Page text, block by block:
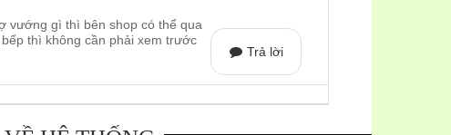
phù hợp với không gian bếp rộng. Máy còn có kích
do nhà sản xuất.
máy hút mùi Lorca và các thiết bị nhà bếp Lorca uy tín
vướng gì thì bên shop có thể qua
thì không cần phải xem trước
Trả lời